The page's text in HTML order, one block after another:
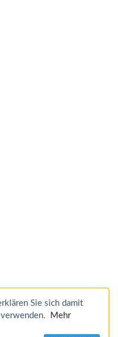
Sie sich damit
Mehr